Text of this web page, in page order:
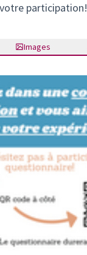
participation!
Images